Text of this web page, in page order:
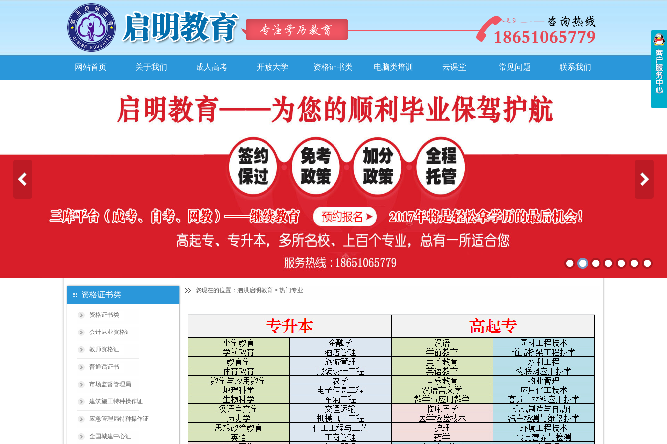
网站首页 关于我们 成人高考 开放大学 资格证书类 电脑类培训 云课堂 常见问题 联系我们
资格证书类
资格证书类
会计从业资格证
教师资格证
普通话证书
市场监督管理局
建筑施工特种操作证
应急管理局特种操作证
全国城建中心证
您现在的位置： 泗洪启明教育 > 热门专业